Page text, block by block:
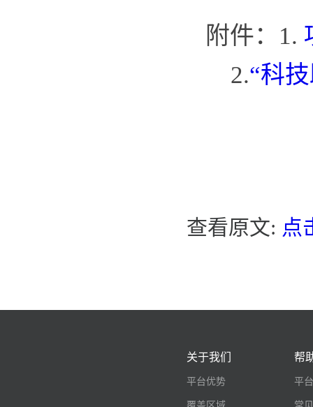
附件：1.
2.“科
查看原文: 点
关于我们
平台优势
帮
平